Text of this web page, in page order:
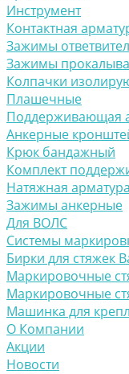
Инструмент
Контактная
Зажимы
Зажимы
Колпачки
Плашечные
Поддерживающая
Анкерные
Крюк бандажный
Комплект
Натяжная арматура
Зажимы анкерные
Для ВОЛС
Системы
Бирки для стяжек
Маркировочные
Маркировочные
Машинка для
О Компании
Акции
Новости